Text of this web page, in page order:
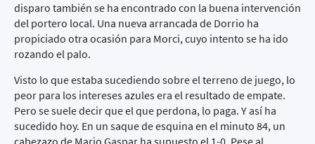
disparo también se ha encontrado con la buena intervención
del portero local. Una nueva arrancada de Dorrio ha
propiciado otra ocasión para Morci, cuyo intento se ha ido
rozando el palo.
Visto lo que estaba sucediendo sobre el terreno de juego, lo
peor para los intereses azules era el resultado de empate.
Pero se suele decir que el que perdona, lo paga. Y así ha
sucedido hoy. En un saque de esquina en el minuto 84, un
cabezazo de Mario Gaspar ha supuesto el 1-0. Pese al